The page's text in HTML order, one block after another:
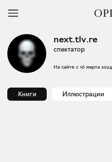
next.tlv.re
спектатор
На сайте с 16 марта
Книги Иллюстрации